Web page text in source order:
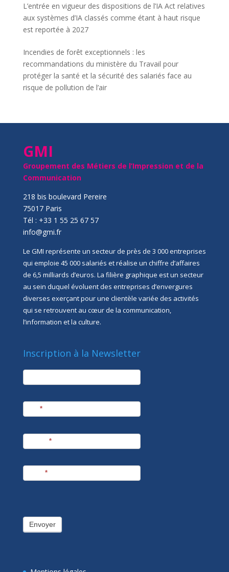
L’entrée en vigueur des dispositions de l’IA Act relatives
aux systèmes d’IA classés comme étant à haut risque
est reportée à 2027
Incendies de forêt exceptionnels : les
recommandations du ministère du Travail pour
protéger la santé et la sécurité des salariés face au
risque de pollution de l’air
GMI
Groupement des Métiers de l’Impression et de la
Communication
218 bis boulevard Pereire
75017 Paris
Tél : +33 1 55 25 67 57
info@gmi.fr
Le GMI représente un secteur de près de 3 000 entreprises
qui emploie 45 000 salariés et réalise un chiffre d’affaires
de 6,5 milliards d’euros. La filière graphique est un secteur
au sein duquel évoluent des entreprises d’envergures
diverses exerçant pour une clientèle variée des activités
qui se retrouvent au cœur de la communication,
l’information et la culture.
Inscription à la Newsletter
newsletter
*
*
*
Envoyer